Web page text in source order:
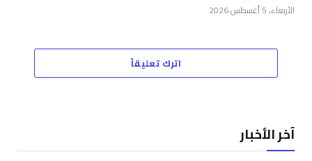
الأربعاء، 5 أغسطس 2026
اترك تعليقاً
آخر الأخبار